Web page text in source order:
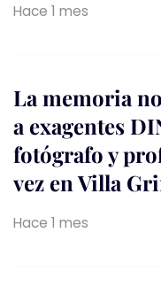
Hace 1 mes
La memoria
a exagentes
fotógrafo y
vez en Villa
Hace 1 mes